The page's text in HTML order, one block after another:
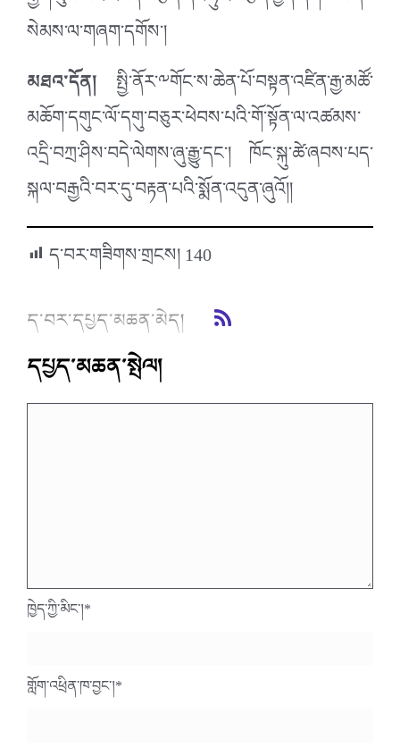
སེམས་ལ་གཞག་དགོས་།
མཐའ་དོན། སྤྱི་ནོར་༸གོང་ས་ཆེན་པོ་བསྟན་འཛིན་རྒྱ་མཚོ་
མཆོག་དགུང་ལོ་དགུ་བཅུར་ཕེབས་པའི་གོ་སྟོན་ལ་འཚམས་
འདྲི་བཀྲ་ཤིས་བདེ་ལེགས་ཞུ་རྒྱུ་དང་། ཁོང་སྐུ་ཚེ་ཞབས་པད་
སྐལ་བརྒྱའི་བར་དུ་བརྟན་པའི་སྨོན་འདུན་ཞུའོ།།
ད་བར་གཟིགས་གྲངས།140
ད་བར་དཔྱད་མཆན་མེད།
དཔྱད་མཆན་སྤེལ།
ཁྱེད་ཀྱི་མིང་།*
གློག་འཕྲིན་ཁ་བྱང་།*